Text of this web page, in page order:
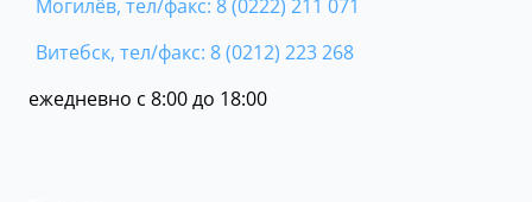
Могилёв, тел/факс: 8 (0222) 211 071
Витебск, тел/факс: 8 (0212) 223 268
ежедневно с 8:00 до 18:00